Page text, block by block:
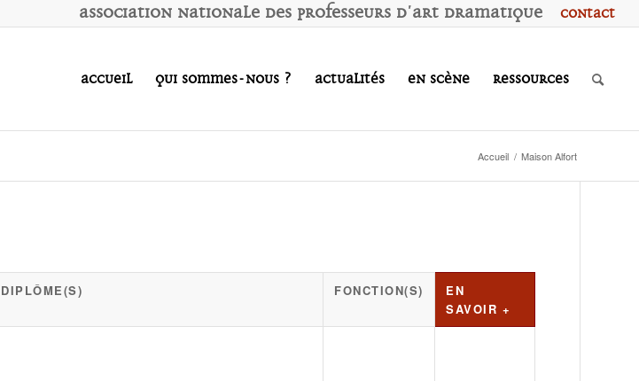
Contact
Association Nationale des Professeurs d'Art Dramatique
Accueil Qui sommes-nous ? Actualités En scène Ressources
Accueil / Maison Alfort
DIPLÔME(S) FONCTION(S)
EN
SAVOIR +